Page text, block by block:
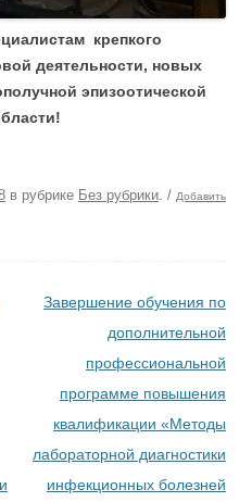
крепкого
деятельности, новых
эпизоотической
в рубрике Без рубрики. / Добавить
Завершение обучения по
дополнительной
профессиональной
программе повышения
квалификации «Методы
лабораторной диагностики
инфекционных болезней